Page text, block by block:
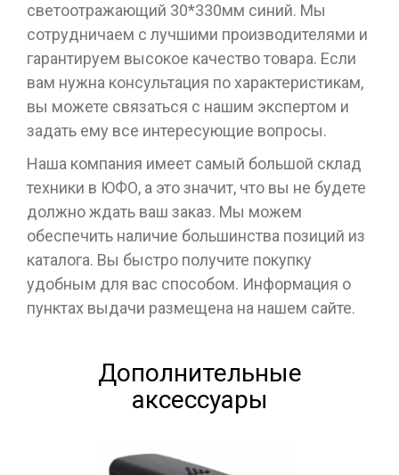
светоотражающий 30*330мм синий. Мы
сотрудничаем с лучшими производителями и
гарантируем высокое качество товара. Если
вам нужна консультация по характеристикам,
вы можете связаться с нашим экспертом и
задать ему все интересующие вопросы.
Наша компания имеет самый большой склад
техники в ЮФО, а это значит, что вы не будете
должно ждать ваш заказ. Мы можем
обеспечить наличие большинства позиций из
каталога. Вы быстро получите покупку
удобным для вас способом. Информация о
пунктах выдачи размещена на нашем сайте.
Дополнительные
аксессуары